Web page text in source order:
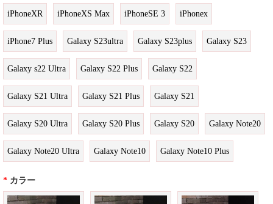
iPhoneXR iPhoneXS Max iPhoneSE 3 iPhonex
iPhone7 Plus Galaxy S23ultra Galaxy S23plus Galaxy S23
Galaxy s22 Ultra Galaxy S22 Plus Galaxy S22
Galaxy S21 Ultra Galaxy S21 Plus Galaxy S21
Galaxy S20 Ultra Galaxy S20 Plus Galaxy S20 Galaxy Note20
Galaxy Note20 Ultra Galaxy Note10 Galaxy Note10 Plus
* カラー